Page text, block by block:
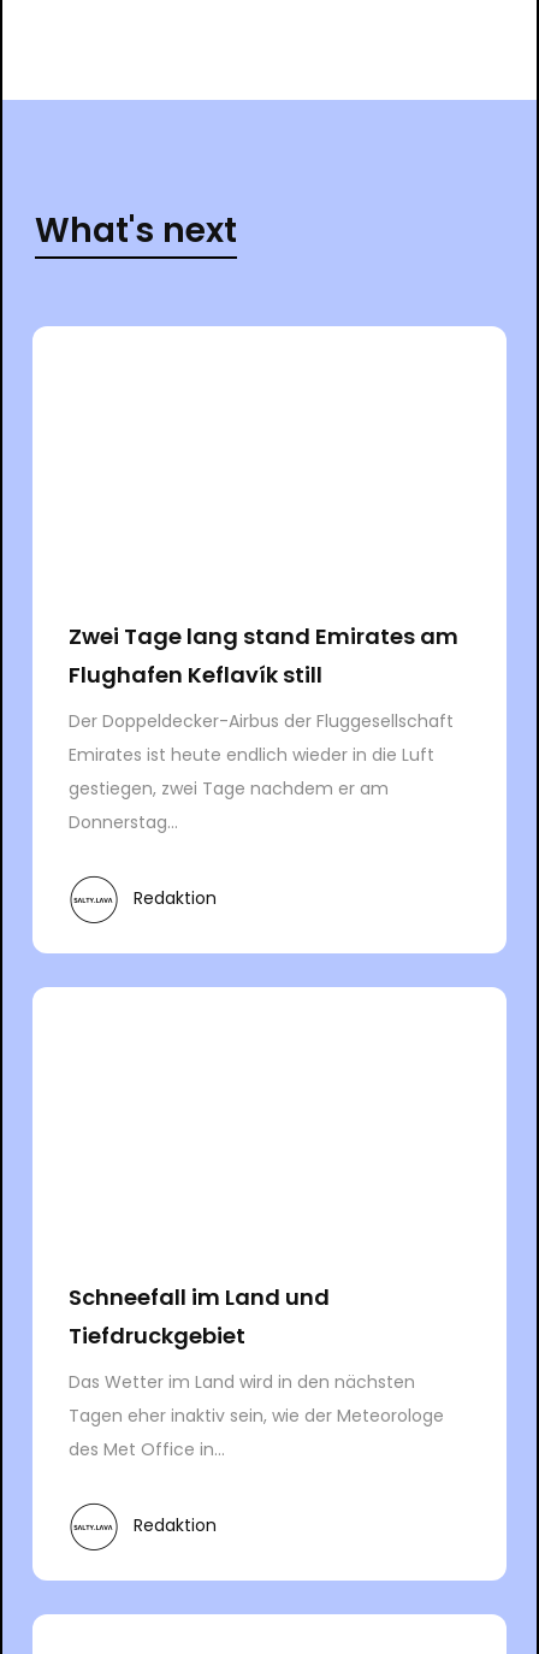
What's next
Zwei Tage lang stand Emirates am
Flughafen Keflavík still
Der Doppeldecker-Airbus der Fluggesellschaft
Emirates ist heute endlich wieder in die Luft
gestiegen, zwei Tage nachdem er am
Donnerstag...
Redaktion
Schneefall im Land und
Tiefdruckgebiet
Das Wetter im Land wird in den nächsten
Tagen eher inaktiv sein, wie der Meteorologe
des Met Office in...
Redaktion